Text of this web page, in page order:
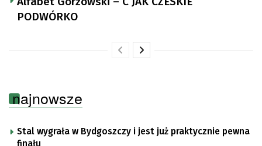
PODWÓRKO
najnowsze
Stal wygrała w Bydgoszczy i jest już praktycznie pewna
finału